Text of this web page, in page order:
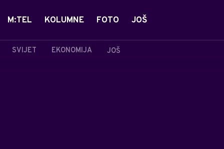
SVIJET EKONOMIJA JOŠ
M:TEL KOLUMNE FOTO JOŠ